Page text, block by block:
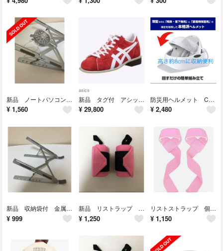
新品 ノートパソコン スタンド 冷却ファン付き
¥ 1,560
asics
新品 タグ付 アシックス ウエイトリフティングシューズ“727"
¥ 29,800
防災用ヘルメット Crubo（クルボ）折りたたみヘルメット ホワイト
¥ 2,480
新品 収納袋付 金属製 ノートパソコンスタンド 折りたたみ式 シルバー
¥ 999
新品 リストラップ 女性用 ピンク
¥ 1,250
リストストラップ 個数限定カラー「ピンク」
¥ 1,150